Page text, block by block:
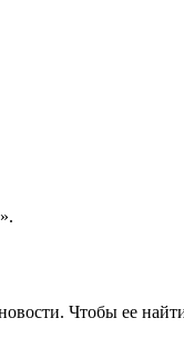
Чтобы ее